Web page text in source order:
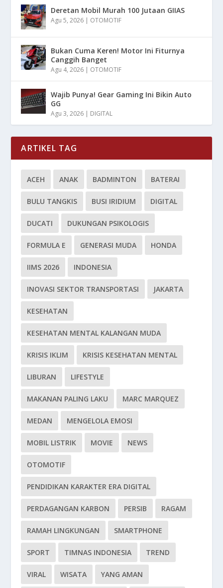
Deretan Mobil Murah 100 Jutaan GIIAS
Agu 5, 2026 | OTOMOTIF
Bukan Cuma Keren! Motor Ini Fiturnya
Canggih Banget
Agu 4, 2026 | OTOMOTIF
Wajib Punya! Gear Gaming Ini Bikin Auto
GG
Agu 3, 2026 | DIGITAL
ARTIKEL TAG
ACEH ANAK BADMINTON BATERAI
BULU TANGKIS BUSI IRIDIUM DIGITAL
DUCATI DUKUNGAN PSIKOLOGIS
FORMULA E GENERASI MUDA HONDA
IIMS 2026 INDONESIA
INOVASI SEKTOR TRANSPORTASI JAKARTA
KESEHATAN
KESEHATAN MENTAL KALANGAN MUDA
KRISIS IKLIM KRISIS KESEHATAN MENTAL
LIBURAN LIFESTYLE
MAKANAN PALING LAKU MARC MARQUEZ
MEDAN MENGELOLA EMOSI
MOBIL LISTRIK MOVIE NEWS
OTOMOTIF
PENDIDIKAN KARAKTER ERA DIGITAL
PERDAGANGAN KARBON PERSIB RAGAM
RAMAH LINGKUNGAN SMARTPHONE
SPORT TIMNAS INDONESIA TREND
VIRAL WISATA YANG AMAN